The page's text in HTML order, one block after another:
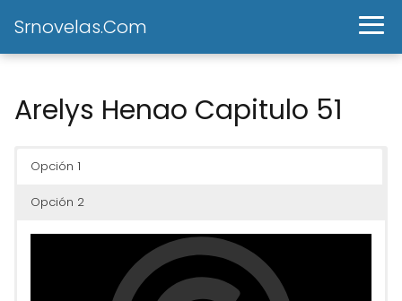
Srnovelas.Com
Arelys Henao Capitulo 51
Opción 1
Opción 2